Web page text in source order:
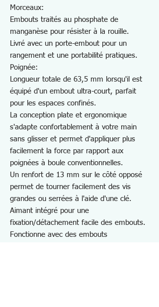
Morceaux:
Embouts traités au phosphate de
manganèse pour résister à la rouille.
Livré avec un porte-embout pour un
rangement et une portabilité pratiques.
Poignée:
Longueur totale de 63,5 mm lorsqu'il est
équipé d'un embout ultra-court, parfait
pour les espaces confinés.
La conception plate et ergonomique
s'adapte confortablement à votre main
sans glisser et permet d'appliquer plus
facilement la force par rapport aux
poignées à boule conventionnelles.
Un renfort de 13 mm sur le côté opposé
permet de tourner facilement des vis
grandes ou serrées à l'aide d'une clé.
Aimant intégré pour une
fixation/détachement facile des embouts.
Fonctionne avec des embouts